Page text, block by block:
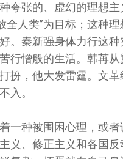
夸张的、虚幻的理想主
全人类”为目标；这种
。 秦新强身体力行这
行憎般的生活。 韩苒从
扮，他大发雷霆。文
入。
一种被围困心理，或者
义、修正主义和各国